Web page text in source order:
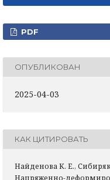
PDF
ОПУБЛИКОВАН
2025-04-03
КАК ЦИТИРОВАТЬ
Найденова К. Е.,
Напряженно-